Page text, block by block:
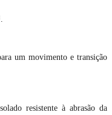
um movimento e transição
resistente à abrasão da